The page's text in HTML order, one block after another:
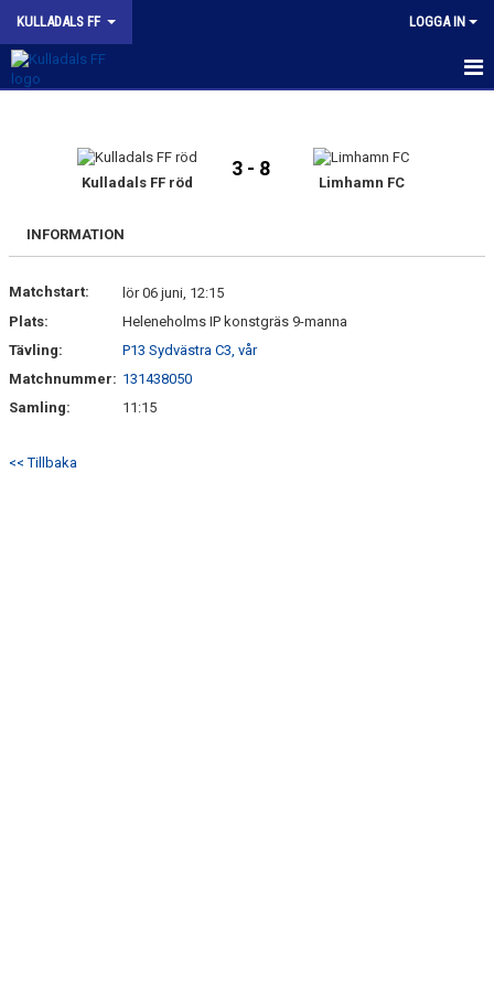
KULLADALS FF LOGGA IN
OM KLUBBEN
INFORMATION MED POLICY
BILDGALLERI
MATCHER
Kulladals FF röd
3 - 8
Limhamn FC
INFORMATION
Matchstart:
lör 06 juni, 12:15
Plats:
Heleneholms IP konstgräs 9-manna
Tävling:
P13 Sydvästra C3, vår
Matchnummer: 131438050
Samling:
11:15
<< Tillbaka